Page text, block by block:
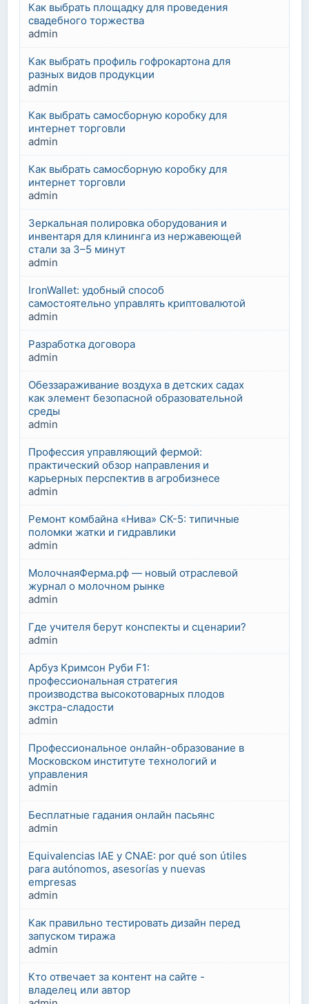
Как выбрать площадку для проведения
свадебного торжества
admin
Как выбрать профиль гофрокартона для
разных видов продукции
admin
Как выбрать самосборную коробку для
интернет торговли
admin
Как выбрать самосборную коробку для
интернет торговли
admin
Зеркальная полировка оборудования и
инвентаря для клининга из нержавеющей
стали за 3–5 минут
admin
IronWallet: удобный способ
самостоятельно управлять криптовалютой
admin
Разработка договора
admin
Обеззараживание воздуха в детских садах
как элемент безопасной образовательной
среды
admin
Профессия управляющий фермой:
практический обзор направления и
карьерных перспектив в агробизнесе
admin
Ремонт комбайна «Нива» СК-5: типичные
поломки жатки и гидравлики
admin
МолочнаяФерма.рф — новый отраслевой
журнал о молочном рынке
admin
Где учителя берут конспекты и сценарии?
admin
Арбуз Кримсон Руби F1:
профессиональная стратегия
производства высокотоварных плодов
экстра-сладости
admin
Профессиональное онлайн-образование в
Московском институте технологий и
управления
admin
Бесплатные гадания онлайн пасьянс
admin
Equivalencias IAE y CNAE: por qué son útiles
para autónomos, asesorías y nuevas
empresas
admin
Как правильно тестировать дизайн перед
запуском тиража
admin
Кто отвечает за контент на сайте -
владелец или автор